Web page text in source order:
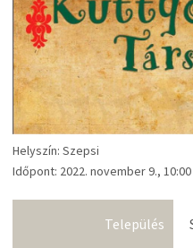
Helyszín: Szepsi
Időpont: 2022. november 9., 10:00
Település